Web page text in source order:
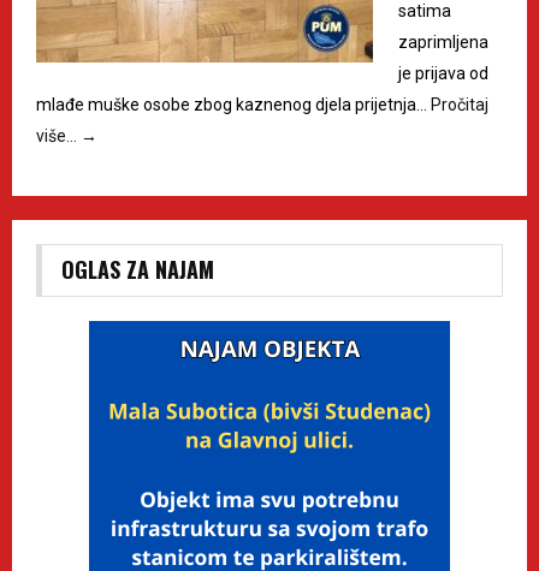
satima
zaprimljena
je prijava od
mlađe muške osobe zbog kaznenog djela prijetnja… Pročitaj
više… →
OGLAS ZA NAJAM